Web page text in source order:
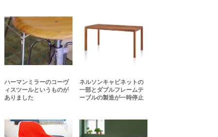
ハーマンミラーのコーヴ
ィスツールというものが
ありました
ネルソンキャビネットの
一部とダブルフレームテ
ーブルの製造が一時停止